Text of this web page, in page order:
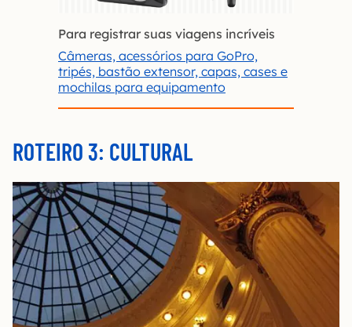
Para registrar suas viagens incríveis
Câmeras, acessórios para GoPro,
tripés, bastão extensor, capas, cases e
mochilas para equipamento
ROTEIRO 3: CULTURAL